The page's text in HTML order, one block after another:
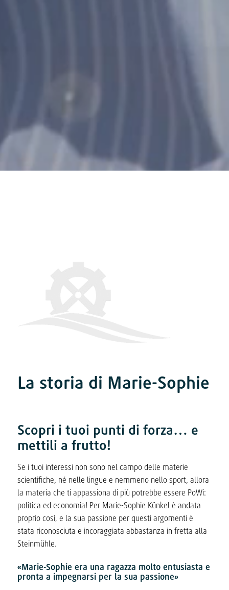
La storia di Marie-Sophie
Scopri i tuoi punti di forza… e
mettili a frutto!
Se i tuoi interessi non sono nel campo delle materie
scientifiche, né nelle lingue e nemmeno nello sport, allora
la materia che ti appassiona di più potrebbe essere PoWi:
politica ed economia! Per Marie-Sophie Künkel è andata
proprio così, e la sua passione per questi argomenti è
stata riconosciuta e incoraggiata abbastanza in fretta alla
Steinmühle.
«Marie-Sophie era una ragazza molto entusiasta e
pronta a impegnarsi per la sua passione»